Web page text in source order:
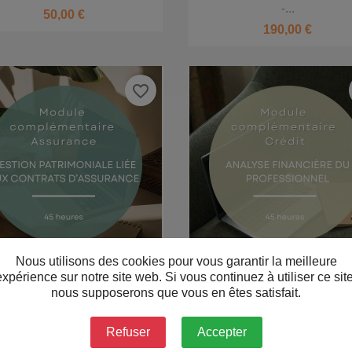
ou louer : quelle est la
option ?
louer ? Découvrez les
et les inconvénients de
Assurance cybersécurité
pour les entreprises : le guide
À l’ère numérique actuelle, les
50,00 €
-...
190,00 €
Aperçu rapide
COMPLEMENTAIRES
-...
favorite_border
Aperçu rapide
MODULES
-...
Nous utilisons des cookies pour vous garantir la meilleure
sur notre site web. Si vous continuez à utiliser ce
nous supposerons que vous en êtes satisfait.
Refuser Accepter